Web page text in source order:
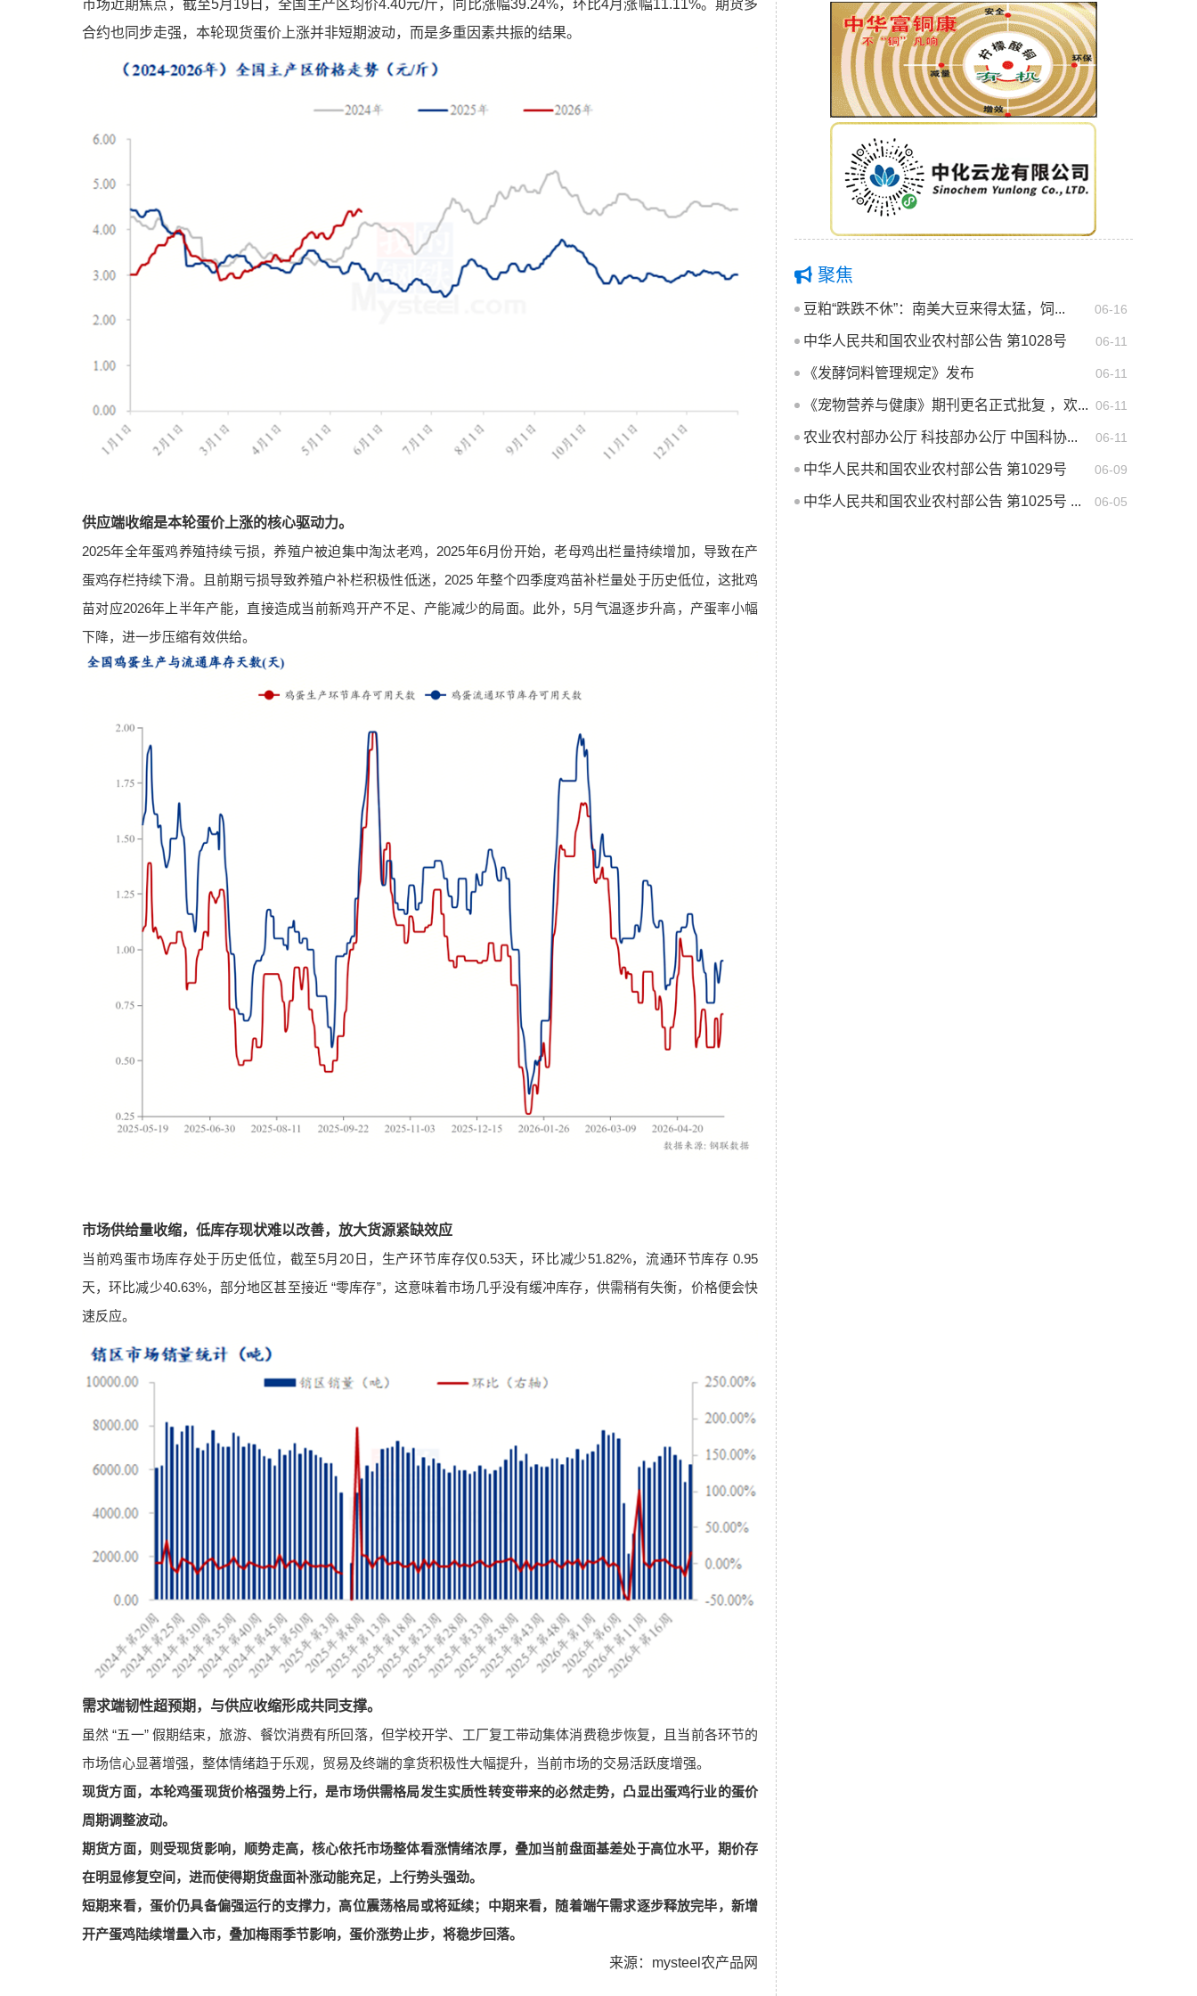
市场近期焦点，截至5月19日，全国主产区均价4.40元/斤，同比涨幅39.24%，环比4月涨幅11.11%。期货多
合约也同步走强，本轮现货蛋价上涨并非短期波动，而是多重因素共振的结果。
供应端收缩是本轮蛋价上涨的核心驱动力。
2025年全年蛋鸡养殖持续亏损，养殖户被迫集中淘汰老鸡，2025年6月份开始，老母鸡出栏量持续增加，导致在产
蛋鸡存栏持续下滑。且前期亏损导致养殖户补栏积极性低迷，2025 年整个四季度鸡苗补栏量处于历史低位，这批鸡
苗对应2026年上半年产能，直接造成当前新鸡开产不足、产能减少的局面。此外，5月气温逐步升高，产蛋率小幅
下降，进一步压缩有效供给。
市场供给量收缩，低库存现状难以改善，放大货源紧缺效应
当前鸡蛋市场库存处于历史低位，截至5月20日，生产环节库存仅0.53天，环比减少51.82%，流通环节库存 0.95
天，环比减少40.63%，部分地区甚至接近 “零库存”，这意味着市场几乎没有缓冲库存，供需稍有失衡，价格便会快
速反应。
需求端韧性超预期，与供应收缩形成共同支撑。
虽然 “五一” 假期结束，旅游、餐饮消费有所回落，但学校开学、工厂复工带动集体消费稳步恢复，且当前各环节的
市场信心显著增强，整体情绪趋于乐观，贸易及终端的拿货积极性大幅提升，当前市场的交易活跃度增强。
现货方面，本轮鸡蛋现货价格强势上行，是市场供需格局发生实质性转变带来的必然走势，凸显出蛋鸡行业的蛋价
周期调整波动。
期货方面，则受现货影响，顺势走高，核心依托市场整体看涨情绪浓厚，叠加当前盘面基差处于高位水平，期价存
在明显修复空间，进而使得期货盘面补涨动能充足，上行势头强劲。
短期来看，蛋价仍具备偏强运行的支撑力，高位震荡格局或将延续； 中期来看，随着端午需求逐步释放完毕，新增
开产蛋鸡陆续增量入市，叠加梅雨季节影响，蛋价涨势止步，将稳步回落。
来源：mysteel农产品网
聚焦
06-16
豆粕“跌跌不休”：南美大豆来得太猛，饲...
06-11
中华人民共和国农业农村部公告 第1028号
06-11
《发酵饲料管理规定》发布
06-11
《宠物营养与健康》期刊更名正式批复 ，欢...
06-11
农业农村部办公厅 科技部办公厅 中国科协...
06-09
中华人民共和国农业农村部公告 第1029号
06-05
中华人民共和国农业农村部公告 第1025号 ...